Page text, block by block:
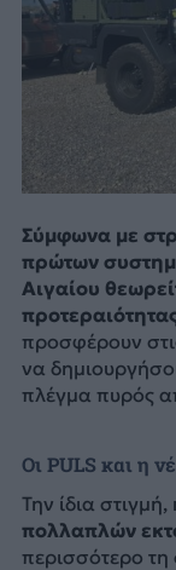
Σύμφωνα με
πρώτων
Αιγαίου
προσφέρουν
να
πλέγμα πυρός
Οι PULS και η
Την ίδια
πολλαπλών
περισσότερο